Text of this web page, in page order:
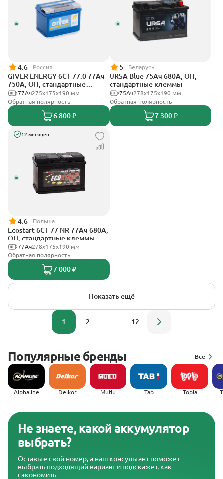
4.6 Россия
GIVER ENERGY 6СТ-77.0 77Ач
750А, ОП, стандартные
клеммы275х175х190 мм
77Ач
Обратная полярность
6 800 ₽
5 Беларусь
URSA Blue 75Ач 680А, ОП,
стандартные клеммы
278х175х190 мм
75Ач
Обратная полярность
7 300 ₽
12 месяцев
4.6 Польша
Ecostart 6CT-77 NR 77Ач 680А,
ОП, стандартные клеммы
278x175x190 мм
77Ач
Обратная полярность
7 000 ₽
Показать ещё
1 2 12
Популярные бренды Все
Alphaline Delkor Mutlu Tab Topla
Не знаете, какой аккумулятор
выбрать?
Оставьте свой номер, а наш консультант поможет
выбрать подходящий вариант и подскажет, как
сэкономить